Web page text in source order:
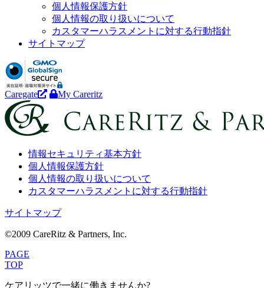
個人情報保護方針
個人情報の取り扱いについて
カスタマーハラスメントに対する行動指針
サイトマップ
Caregate My Careritz
情報セキュリティ基本方針
個人情報保護方針
個人情報の取り扱いについて
カスタマーハラスメントに対する行動指針
サイトマップ
©2009 CareRitz & Partners, Inc.
PAGE
TOP
ケアリッツで一緒に働きませんか?